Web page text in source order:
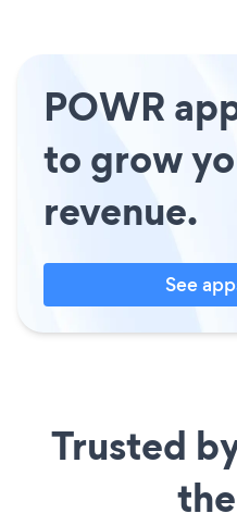
POWR
to grow
revenue.
See
Trusted